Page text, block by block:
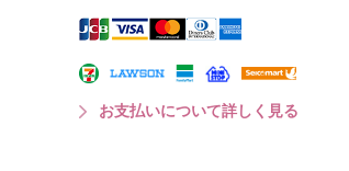
お支払いについて詳しく見る